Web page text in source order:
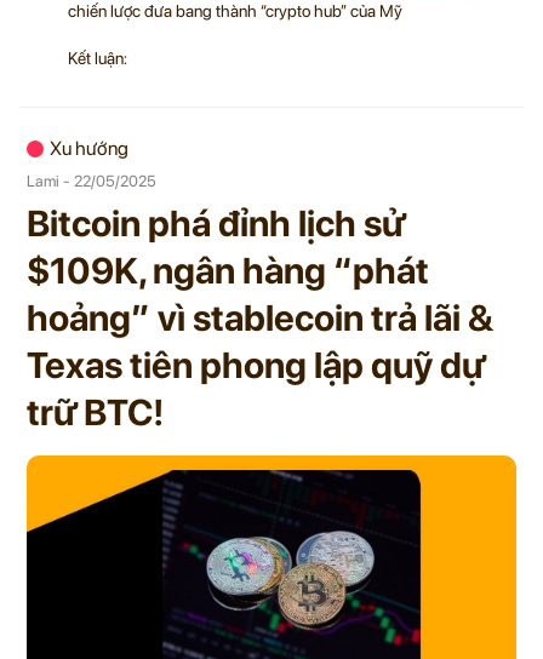
chiến lược đưa bang thành “crypto hub” của Mỹ
Kết luận:
Xu hướng
Lami - 22/05/2025
Bitcoin phá đỉnh lịch sử
$109K, ngân hàng “phát
hoảng” vì stablecoin trả lãi &
Texas tiên phong lập quỹ dự
trữ BTC!